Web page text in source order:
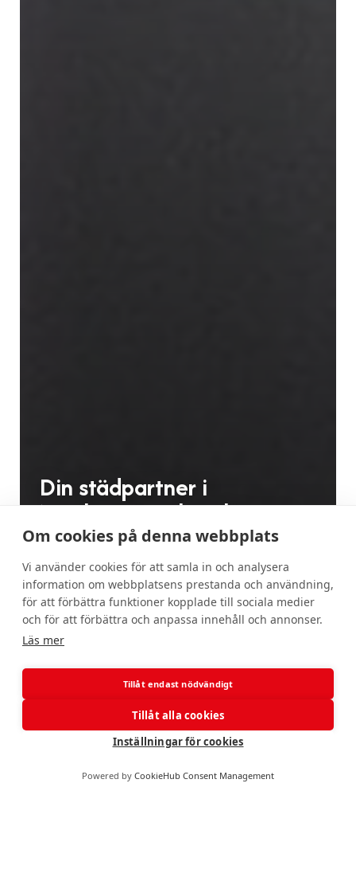
Din städpartner i
Norrköping och Linköping
sortiment av städtjänster till företag och
organisationer i Linköping och Norrköping. Vi
levererar hög kvalitet inom allt från företagsstäd
och fönsterputs till golvvård och klottersanering.
Som serviceinriktad partner strävar vi alltid efter
att skapa goda och trygga kundrelationer.
Kontakta oss
Om cookies på denna webbplats
Vi använder cookies för att samla in och analysera
information om webbplatsens prestanda och användning,
för att förbättra funktioner kopplade till sociala medier
och för att förbättra och anpassa innehåll och annonser.
Läs mer
Tillåt endast nödvändigt
Tillåt alla cookies
Inställningar för cookies
Powered by CookieHub Consent Management